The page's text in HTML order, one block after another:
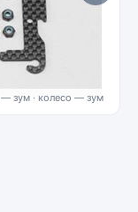
— зум